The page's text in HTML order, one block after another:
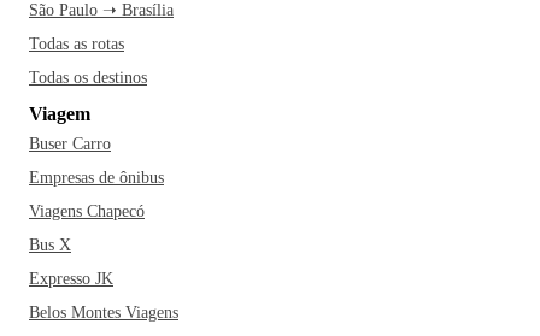
São Paulo ➝ Brasília
Todas as rotas
Todas os destinos
Viagem
Buser Carro
Empresas de ônibus
Viagens Chapecó
Bus X
Expresso JK
Belos Montes Viagens